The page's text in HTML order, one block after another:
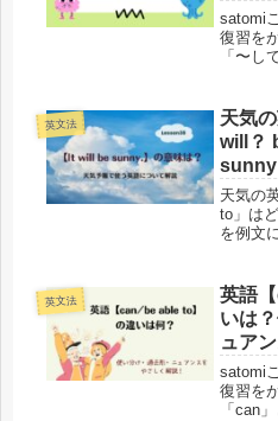
文で解
satomi
復習を
「〜し
「can
い」と
英文法
天気
will？
sunny
天気の
to」は
を例文
英文法
英語
いは
ュア
く解説
satomi
復習を
「can